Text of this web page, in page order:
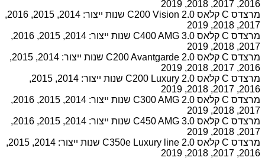
2016, 2017, 2018, 2019
מרצדס C קלאס 2.0 C200 Vision שנות ייצור: 2014, 2015, 2016,
2017, 2018, 2019
מרצדס C קלאס 3.0 C400 AMG שנות ייצור: 2014, 2015, 2016,
2017, 2018, 2019
מרצדס C קלאס 2.0 C200 Avantgarde שנות ייצור: 2014, 2015,
2016, 2017, 2018, 2019
מרצדס C קלאס 2.0 C200 Luxury שנות ייצור: 2014, 2015,
2016, 2017, 2018, 2019
מרצדס C קלאס 2.0 C300 AMG שנות ייצור: 2014, 2015, 2016,
2017, 2018, 2019
מרצדס C קלאס 3.0 C450 AMG שנות ייצור: 2014, 2015, 2016,
2017, 2018, 2019
מרצדס C קלאס 2.0 C350e Luxury line שנות ייצור: 2014, 2015,
2016, 2017, 2018, 2019